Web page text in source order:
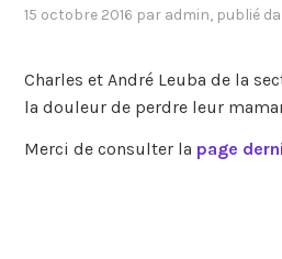
15 octobre 2016 par admin, publié
Charles et André Leuba de la
la douleur de perdre leur
Merci de consulter la page